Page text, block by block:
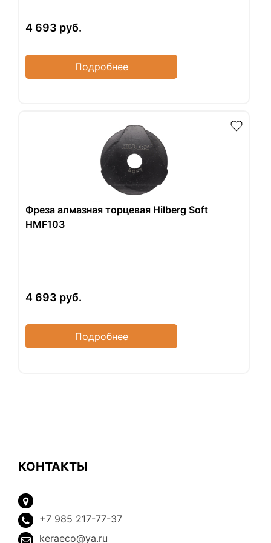
4 693 руб.
Подробнее
Фреза алмазная торцевая Hilberg Soft
HMF103
4 693 руб.
Подробнее
КОНТАКТЫ
+7 985 217-77-37
keraeco@ya.ru